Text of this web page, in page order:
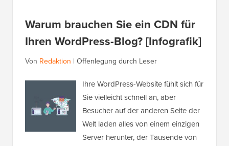
Warum brauchen Sie ein CDN für
Ihren WordPress-Blog? [Infografik]
Von Redaktion | Offenlegung durch Leser
Ihre WordPress-Website fühlt sich für
Sie vielleicht schnell an, aber
Besucher auf der anderen Seite der
Welt laden alles von einem einzigen
Server herunter, der Tausende von